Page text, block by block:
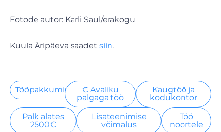
Fotode autor: Karli Saul/erakogu
Kuula Äripäeva saadet siin.
Tööpakkumised
€ Avaliku
palgaga töö
Kaugtöö ja
kodukontor
Palk alates
2500€
Lisateenimise
võimalus
Töö
noortele